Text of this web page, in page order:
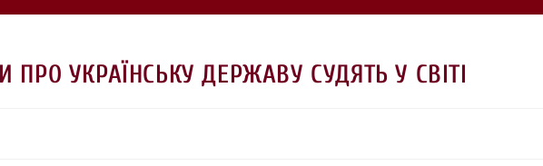
ПРО УКРАЇНСЬКУ ДЕРЖАВУ СУДЯТЬ У СВІТІ